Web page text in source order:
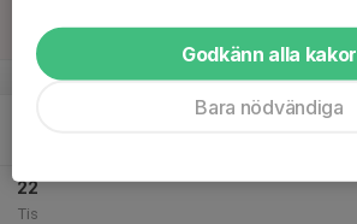
Sön
v.52
22
Tis
Godkänn alla kakor
Bara nödvändiga